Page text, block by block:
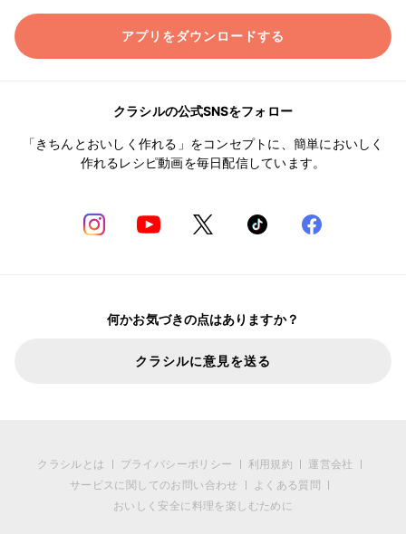
アプリをダウンロードする
クラシルの公式SNSをフォロー
「きちんとおいしく作れる」をコンセプトに、簡単においしく
作れるレシピ動画を毎日配信しています。
何かお気づきの点はありますか？
クラシルに意見を送る
クラシルとは プライバシーポリシー 利用規約
運営会社
サービスに関してのお問い合わせ
よくある質問
おいしく安全に料理を楽しむために